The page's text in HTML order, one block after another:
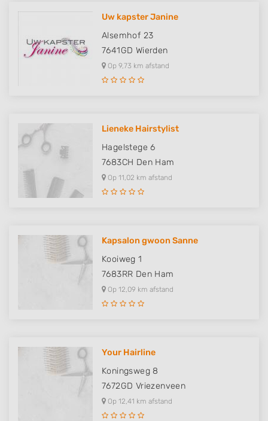
Uw kapster Janine
Alsemhof 23
7641GD Wierden
Op 9,73 km afstand
Lieneke Hairstylist
Hagelstege 6
7683CH Den Ham
Op 11,02 km afstand
Kapsalon gwoon Sanne
Kooiweg 1
7683RR Den Ham
Op 12,09 km afstand
Your Hairline
Koningsweg 8
7672GD Vriezenveen
Op 12,41 km afstand